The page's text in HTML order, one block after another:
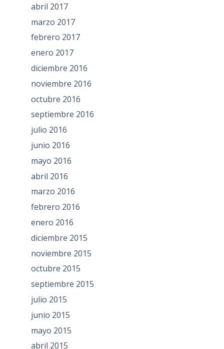
abril 2017
marzo 2017
febrero 2017
enero 2017
diciembre 2016
noviembre 2016
octubre 2016
septiembre 2016
julio 2016
junio 2016
mayo 2016
abril 2016
marzo 2016
febrero 2016
enero 2016
diciembre 2015
noviembre 2015
octubre 2015
septiembre 2015
julio 2015
junio 2015
mayo 2015
abril 2015